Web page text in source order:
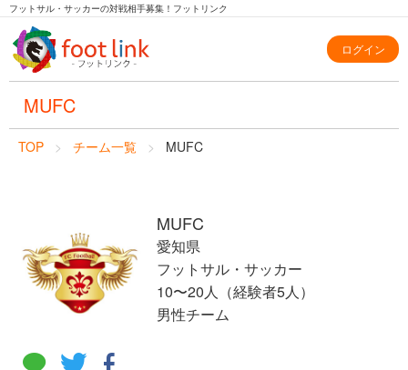
フットサル・サッカーの対戦相手募集！フットリンク
ログイン
MUFC
TOP チーム一覧 MUFC
MUFC
愛知県
フットサル・サッカー
10〜20人（経験者5人）
男性チーム